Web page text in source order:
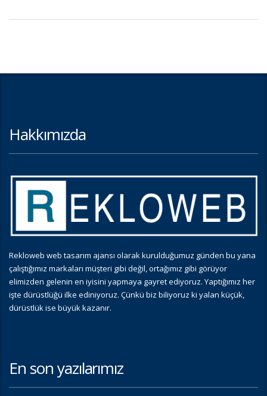
Hakkımızda
Rekloweb web tasarım ajansı olarak kurulduğumuz günden bu yana
çalıştığımız markaları müşteri gibi değil, ortağımız gibi görüyor
elimizden gelenin en iyisini yapmaya gayret ediyoruz. Yaptığımız her
işte dürüstlüğü ilke ediniyoruz. Çünkü biz biliyoruz ki yalan küçük,
dürüstlük ise büyük kazanır.
En son yazılarımız